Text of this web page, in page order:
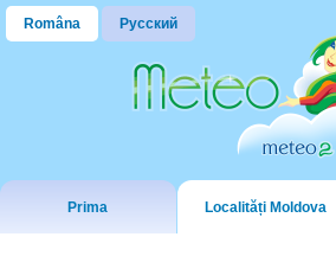
Româna Русский
Prima Localități Moldova